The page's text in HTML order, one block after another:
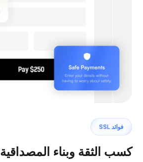
فوائد SSL
كسب الثقة وبناء المصداقية